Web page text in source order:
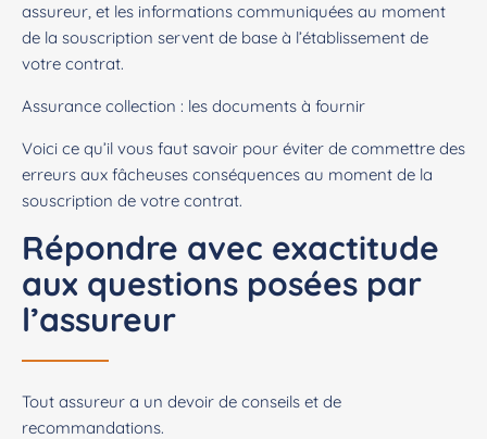
assureur, et les informations communiquées au moment
de la souscription servent de base à l’établissement de
votre contrat.
Assurance collection : les documents à fournir
Voici ce qu’il vous faut savoir pour éviter de commettre des
erreurs aux fâcheuses conséquences au moment de la
souscription de votre contrat.
Répondre avec exactitude
aux questions posées par
l’assureur
Tout assureur a un devoir de conseils et de
recommandations.